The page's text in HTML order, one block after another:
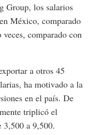
Group, los salarios
México, comparado
comparado con
a otros 45
ha motivado a la
en el país. De
triplicó el
3,500 a 9,500.